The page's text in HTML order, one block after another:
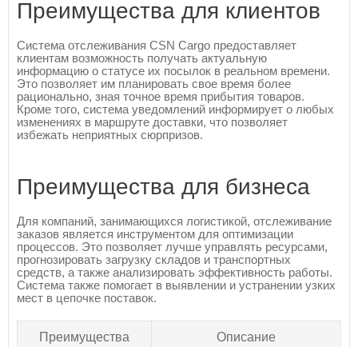
Преимущества для клиентов
Система отслеживания CSN Cargo предоставляет
клиентам возможность получать актуальную
информацию о статусе их посылок в реальном времени.
Это позволяет им планировать свое время более
рационально, зная точное время прибытия товаров.
Кроме того, система уведомлений информирует о любых
изменениях в маршруте доставки, что позволяет
избежать неприятных сюрпризов.
Преимущества для бизнеса
Для компаний, занимающихся логистикой, отслеживание
заказов является инструментом для оптимизации
процессов. Это позволяет лучше управлять ресурсами,
прогнозировать загрузку складов и транспортных
средств, а также анализировать эффективность работы.
Система также помогает в выявлении и устранении узких
мест в цепочке поставок.
Преимущества Описание